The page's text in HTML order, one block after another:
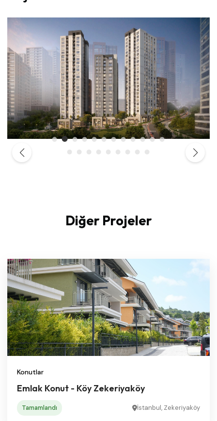
Diğer Projeler
Konutlar
Emlak Konut - Köy Zekeriyaköy
Tamamlandı İstanbul, Zekeriyaköy